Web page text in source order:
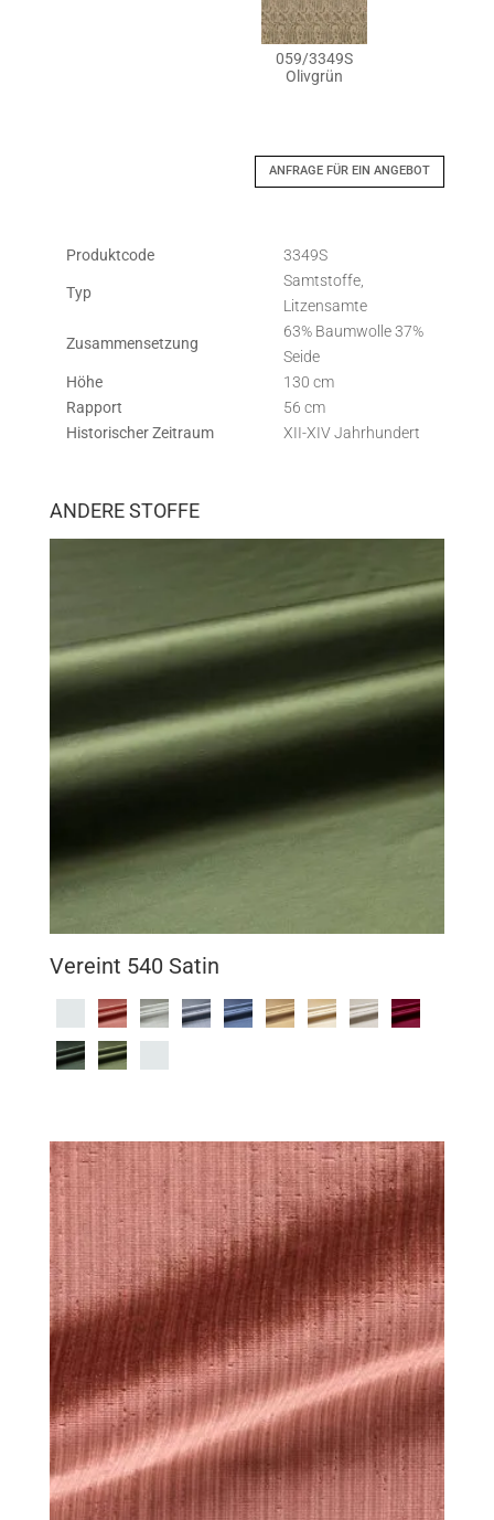
059/3349S
Olivgrün
ANFRAGE FÜR EIN ANGEBOT
Produktcode 3349S
Typ
Samtstoffe,
Litzensamte
Zusammensetzung
63% Baumwolle 37%
Seide
Höhe
130 cm
Rapport
56 cm
Historischer Zeitraum
XII-XIV Jahrhundert
ANDERE STOFFE
Vereint 540 Satin